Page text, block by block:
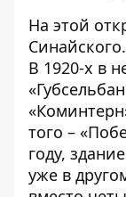
На этой
В 1920-х в
того –
году,
уже в